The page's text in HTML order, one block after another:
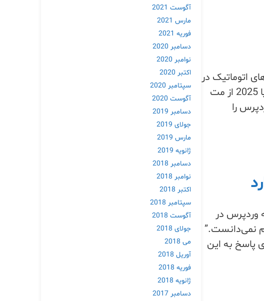
اتوماتیک در
هسته وردپرس پاسخ می‌دهد.” “یک توسعه‌دهنده وردپرس در وردکمپ آسیا 2025 از مت
را
در
نمی‌دانست.”
مت مولن‌وگ برای پاسخ به این
آگوست 2021
مارس 2021
فوریه 2021
دسامبر 2020
نوامبر 2020
اکتبر 2020
سپتامبر 2020
آگوست 2020
دسامبر 2019
جولای 2019
مارس 2019
ژانویه 2019
دسامبر 2018
نوامبر 2018
اکتبر 2018
سپتامبر 2018
آگوست 2018
جولای 2018
می 2018
آوریل 2018
فوریه 2018
ژانویه 2018
دسامبر 2017